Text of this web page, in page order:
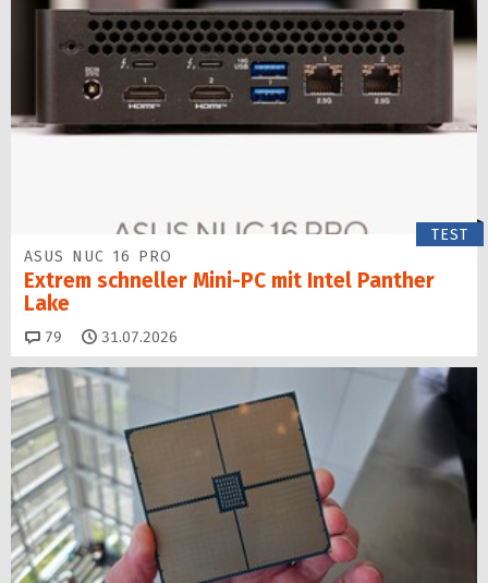
TEST
ASUS NUC 16 PRO
Extrem schneller Mini-PC mit Intel Panther
Lake
79 Kommentare
31.07.2026